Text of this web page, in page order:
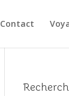
Contact